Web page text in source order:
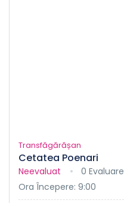
Transfăgărășan
Cetatea Poenari
Neevaluat
0 Evaluare
Ora Începere: 9:00